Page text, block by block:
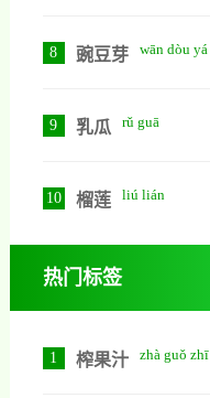
8 豌豆芽 wān dòu yá
9 乳瓜 rǔ guā
10 榴莲 liú lián
热门标签
1 榨果汁 zhà guǒ zhī